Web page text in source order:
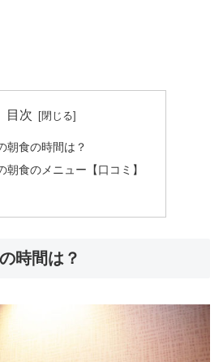
目次
朝食の時間は？
朝食のメニュー【口コミ】
時間は？